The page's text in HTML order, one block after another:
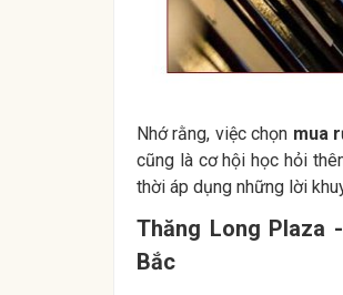
Nhớ rằng, việc chọn mua
cũng là cơ hội học hỏi
thời áp dụng những lời
Thăng Long Plaza
Bắc